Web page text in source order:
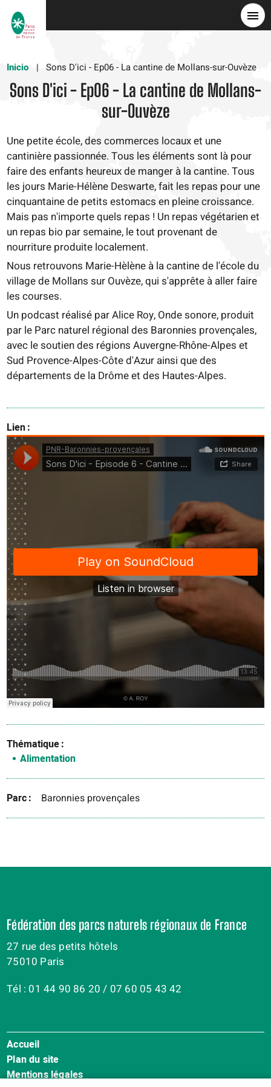
Inicio
Sons D'ici - Ep06 - La cantine de Mollans-sur-Ouvèze
Sons D'ici - Ep06 - La cantine de Mollans-
sur-Ouvèze
Une petite école, des commerces locaux et une
cantinière passionnée. Tous les éléments sont là pour
faire des enfants heureux de manger à la cantine. Tous
les jours Marie-Hélène Deswarte, fait les repas pour une
cinquantaine de petits estomacs en pleine croissance.
Mais pas n'importe quels repas ! Un repas végétarien et
un repas bio par semaine, le tout provenant de
nourriture produite localement.
Nous retrouvons Marie-Hèlène à la cantine de l'école du
village de Mollans sur Ouvèze, qui s'apprête à aller faire
les courses.
Un podcast réalisé par Alice Roy, Onde sonore, produit
par le Parc naturel régional des Baronnies provençales,
avec le soutien des régions Auvergne-Rhône-Alpes et
Sud Provence-Alpes-Côte d'Azur ainsi que des
départements de la Drôme et des Hautes-Alpes.
Lien
Thématique
Alimentation
Parc Baronnies provençales
Fédération des parcs naturels régionaux de France
27 rue des petits hôtels
75010 Paris
Tél : 01 44 90 86 20 / 07 60 05 43 42
Menu
Pied
de
Accueil
Plan du site
Mentions légales